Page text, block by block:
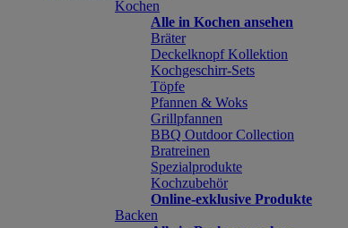
Kochen
Alle in Kochen ansehen
Bräter
Deckelknopf Kollektion
Kochgeschirr-Sets
Töpfe
Pfannen & Woks
Grillpfannen
BBQ Outdoor Collection
Bratreinen
Spezialprodukte
Kochzubehör
Online-exklusive Produkte
Backen